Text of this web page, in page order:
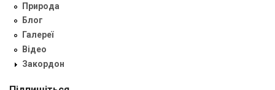
Природа
Блог
Галереї
Відео
Закордон